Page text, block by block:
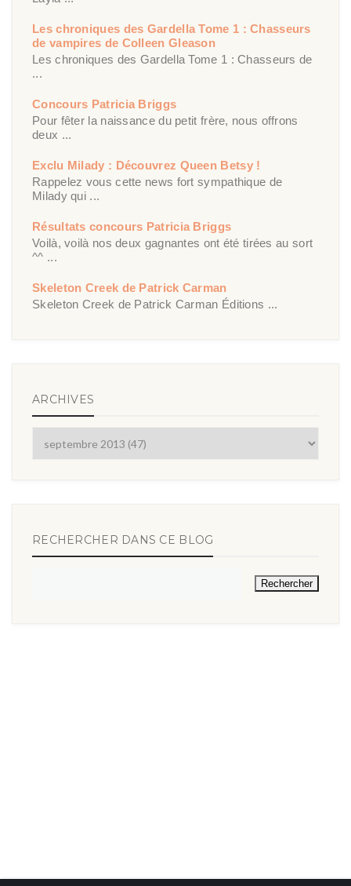
Les chroniques des Gardella Tome 1 : Chasseurs
de vampires de Colleen Gleason
Les chroniques des Gardella Tome 1 : Chasseurs de
...
Concours Patricia Briggs
Pour fêter la naissance du petit frère, nous offrons
deux ...
Exclu Milady : Découvrez Queen Betsy !
Rappelez vous cette news fort sympathique de
Milady qui ...
Résultats concours Patricia Briggs
Voilà, voilà nos deux gagnantes ont été tirées au sort
^^ ...
Skeleton Creek de Patrick Carman
Skeleton Creek de Patrick Carman Éditions ...
ARCHIVES
RECHERCHER DANS CE BLOG